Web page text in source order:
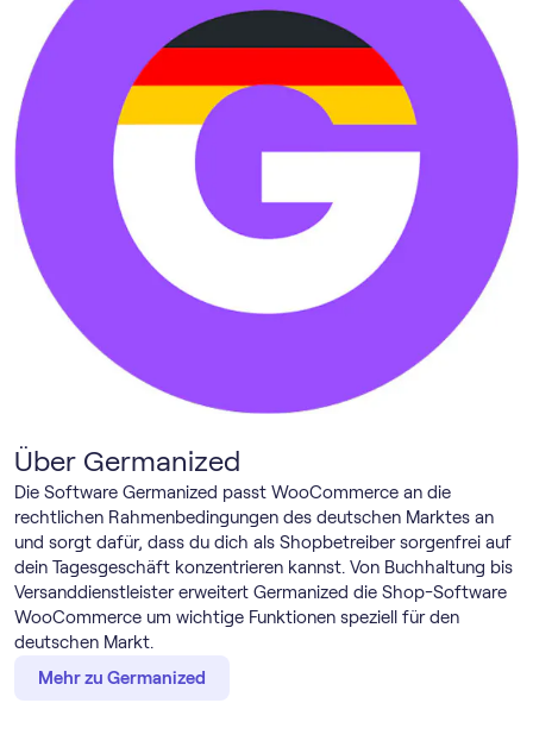
Über Germanized
Die Software Germanized passt WooCommerce an die
rechtlichen Rahmenbedingungen des deutschen Marktes an
und sorgt dafür, dass du dich als Shopbetreiber sorgenfrei auf
dein Tagesgeschäft konzentrieren kannst. Von Buchhaltung bis
Versanddienstleister erweitert Germanized die Shop-Software
WooCommerce um wichtige Funktionen speziell für den
deutschen Markt.
Mehr zu Germanized